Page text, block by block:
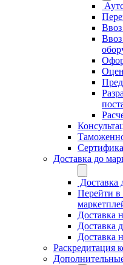
Доставка до
Доставка
Перейти в
Доставка
Доставка
Доставка
Раскредитация